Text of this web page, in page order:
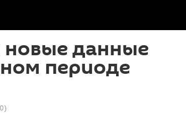
данные
периоде
)